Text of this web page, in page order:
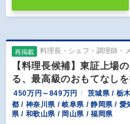
再掲載 料理長・シェフ・調理師・
【料理長候補】東証上場
る、最高級のおもてなし
450万円～849万円
茨城県 / 栃
都 / 神奈川県 / 岐阜県 / 静岡県 /
県 / 和歌山県 / 岡山県 / 福岡県